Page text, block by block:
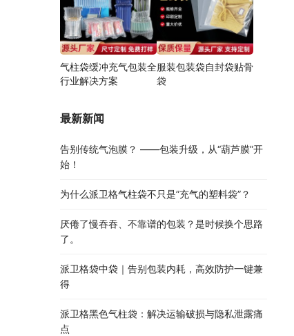
气柱袋缓冲充气包装全
行业解决方案
服装包装袋自封袋贴骨
袋
最新新闻
告别传统气泡膜？ ——包装升级，从“葫芦膜”开
始！
为什么派卫格气柱袋不只是”充气的塑料袋”？
厌倦了慢吞吞、不靠谱的包装？是时候换个思路
了。
派卫格袋中袋｜告别包装内耗，高效防护一键兼
得
派卫格黑色气柱袋：解决运输破损与隐私泄露痛
点